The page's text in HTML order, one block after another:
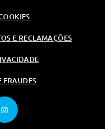
E RECLAMAÇÕES
FRAUDES